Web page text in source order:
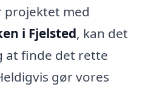
projektet med
i Fjelsted, kan det
finde det rette
gør vores